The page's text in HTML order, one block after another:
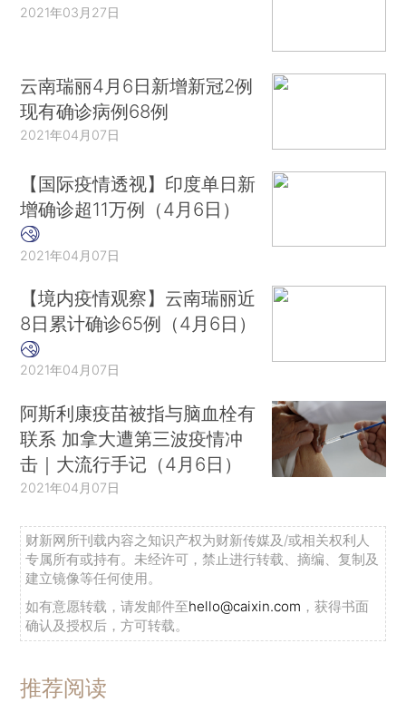
2021年03月27日
云南瑞丽4月6日新增新冠2例
现有确诊病例68例
2021年04月07日
【国际疫情透视】印度单日新
增确诊超11万例（4月6日）
2021年04月07日
【境内疫情观察】云南瑞丽近
8日累计确诊65例（4月6日）
2021年04月07日
阿斯利康疫苗被指与脑血栓有
联系 加拿大遭第三波疫情冲
击｜大流行手记（4月6日）
2021年04月07日
财新网所刊载内容之知识产权为财新传媒及/或相关权利人
专属所有或持有。未经许可，禁止进行转载、摘编、复制及
建立镜像等任何使用。
如有意愿转载，请发邮件至hello@caixin.com ，获得书面
确认及授权后，方可转载。
推荐阅读